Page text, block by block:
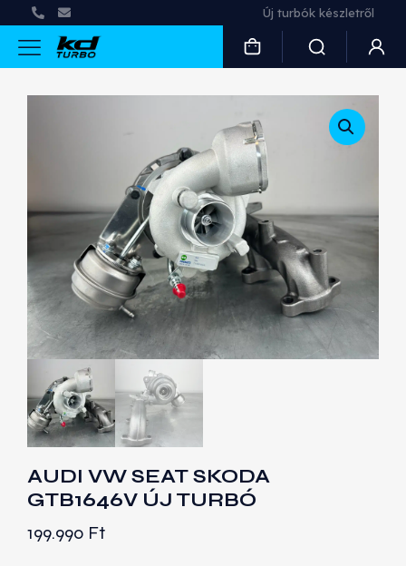
Új turbók készletről
AUDI VW SEAT SKODA
GTB1646V ÚJ TURBÓ
199.990 Ft